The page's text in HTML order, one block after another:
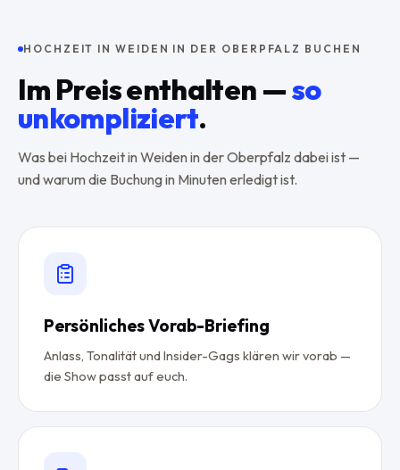
HOCHZEIT IN WEIDEN IN DER OBERPFALZ BUCHEN
Im Preis enthalten —so
unkompliziert.
Was bei Hochzeit in Weiden in der Oberpfalz dabei ist —
und warum die Buchung in Minuten erledigt ist.
Persönliches Vorab-Briefing
Anlass, Tonalität und Insider-Gags klären wir vorab —
die Show passt auf euch.